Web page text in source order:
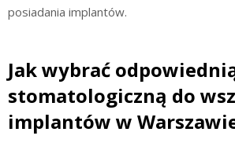
posiadania implantów.
Jak wybrać
stomatologiczną do
implantów w